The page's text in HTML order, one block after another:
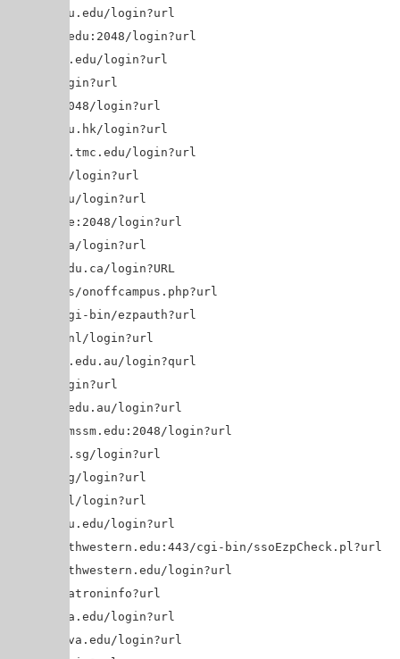
login?url=$@
login?url=$@
login?url=$@
login?url=$@
login?url=$@
login?url=$@
login?url=$@
login?url=$@
login?url=$@
login?url=$@
login?url=$@
login?URL=$@
apps/onoffcampus.php?url=$@
cgi-bin/ezpauth?url=$@
login?url=$@
login?qurl=$@
login?url=$@
login?url=$@
login?url=$@
login?url=$@
login?url=$@
login?url=$@
login?url=$@
cgi-bin/ssoEzpCheck.pl?url=$@
login?url=$@
patroninfo?url=$@
login?url=$@
login?url=$@